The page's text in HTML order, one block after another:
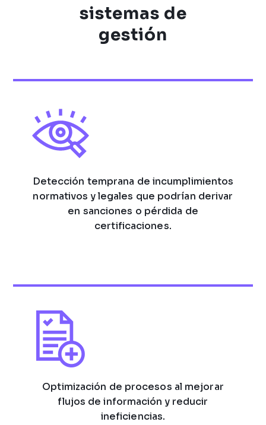
sistemas de
gestión
Detección temprana de incumplimientos
normativos y legales que podrían derivar
en sanciones o pérdida de
certificaciones.
Optimización de procesos al mejorar
flujos de información y reducir
ineficiencias.